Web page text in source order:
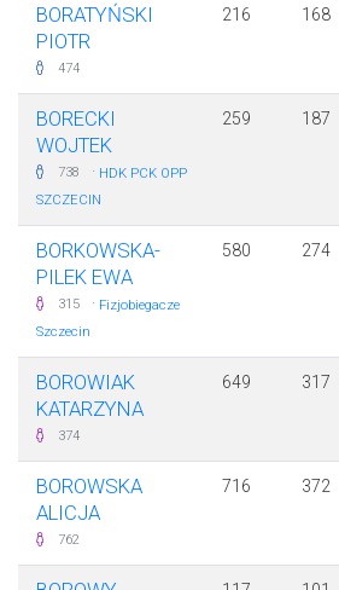
BORATYŃSKI
PIOTR
474
216 168
BORECKI
WOJTEK
738 · HDK PCK OPP
SZCZECIN
259 187
BORKOWSKA-
PILEK EWA
315 · Fizjobiegacze
Szczecin
580 274
BOROWIAK
KATARZYNA
374
649 317
BOROWSKA
ALICJA
762
716 372